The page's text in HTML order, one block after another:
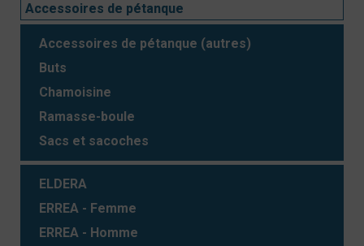
Accessoires de pétanque
Accessoires de pétanque (autres)
Buts
Chamoisine
Ramasse-boule
Sacs et sacoches
ELDERA
ERREA - Femme
ERREA - Homme